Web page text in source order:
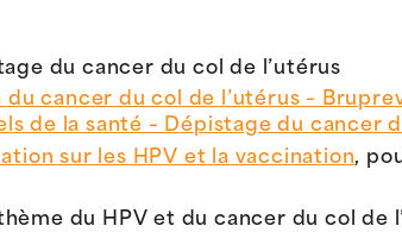
du cancer du col de l’utérus
du cancer du col de l’utérus –
de la santé – Dépistage du cancer
sur les HPV et la vaccination,
du HPV et du cancer du col de